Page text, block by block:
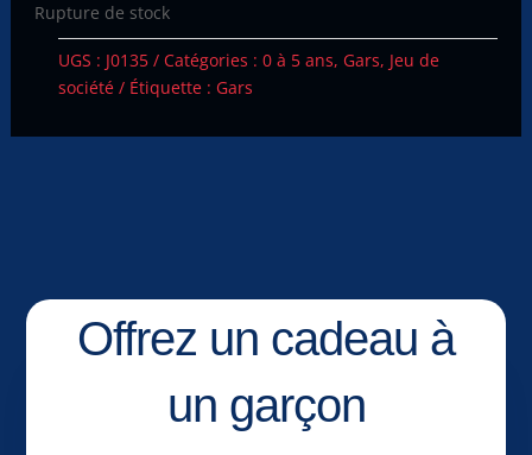
Rupture de stock
UGS : J0135 Catégories : 0 à 5 ans, Gars, Jeu de
société
Étiquette : Gars
Offrez un cadeau à
un garçon